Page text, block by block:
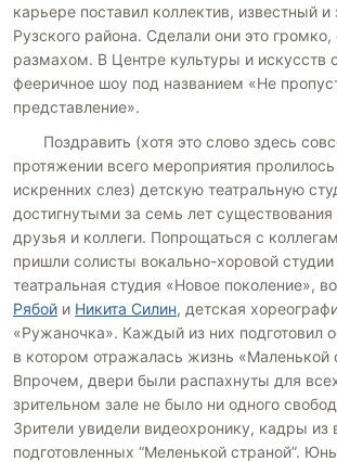
карьере поставил коллектив, известный
Рузского района. Сделали они это
размахом. В Центре культуры и искусств
фееричное шоу под названием «Не
представление».
Поздравить (хотя это слово здесь
протяжении всего мероприятия
искренних слез) детскую театральную
достигнутыми за семь лет
друзья и коллеги. Попрощаться с
пришли солисты вокально-хоровой
театральная студия «Новое поколение»,
Рябой и Никита Силин, детская
«Ружаночка». Каждый из них подготовил
в котором отражалась жизнь «Маленькой
Впрочем, двери были распахнуты для
зрительном зале не было ни одного
Зрители увидели видеохронику, кадры из
подготовленных “Меленькой страной”.